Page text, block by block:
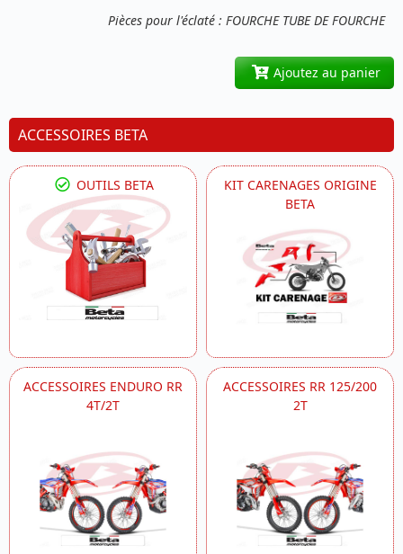
Pièces pour l'éclaté : FOURCHE TUBE DE FOURCHE
Ajoutez au panier
ACCESSOIRES BETA
OUTILS BETA
KIT CARENAGES ORIGINE
BETA
ACCESSOIRES ENDURO RR
4T/2T
ACCESSOIRES RR 125/200
2T